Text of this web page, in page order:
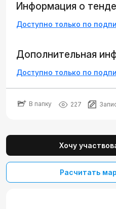
Информация о
Доступно только по
Дополнительная
Доступно только по
В папку 227
Хочу
Расчитать